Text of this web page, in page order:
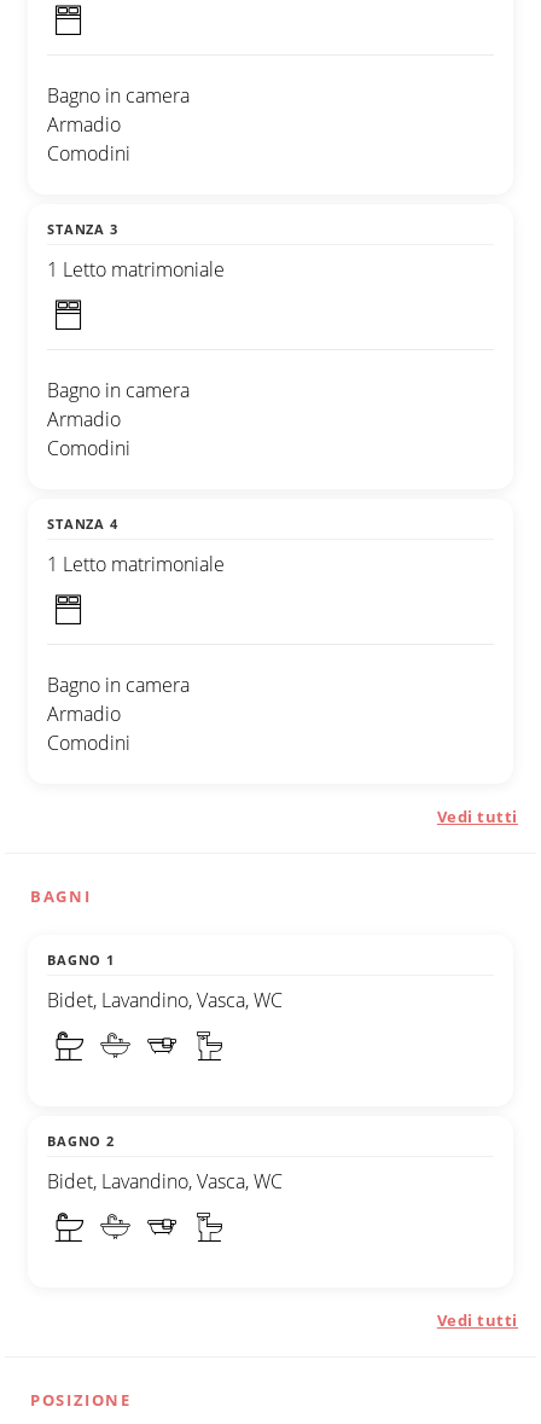
Bagno in camera
Armadio
Comodini
STANZA 3
1 Letto matrimoniale
Bagno in camera
Armadio
Comodini
STANZA 4
1 Letto matrimoniale
Bagno in camera
Armadio
Comodini
Vedi tutti
BAGNI
BAGNO 1
Bidet, Lavandino, Vasca, WC
BAGNO 2
Bidet, Lavandino, Vasca, WC
Vedi tutti
POSIZIONE